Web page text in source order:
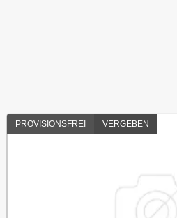
PROVISIONSFREI VERGEBEN